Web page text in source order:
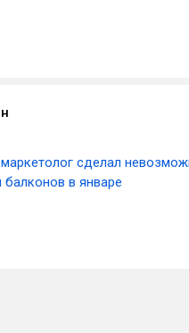
сделал
балконов в январе